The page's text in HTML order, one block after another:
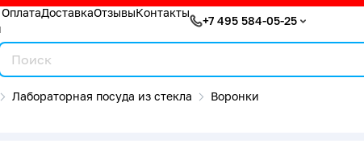
ОплатаДоставкаОтзывыКонтакты
+7 495 584-05-25
Лабораторная посуда из стекла Воронки